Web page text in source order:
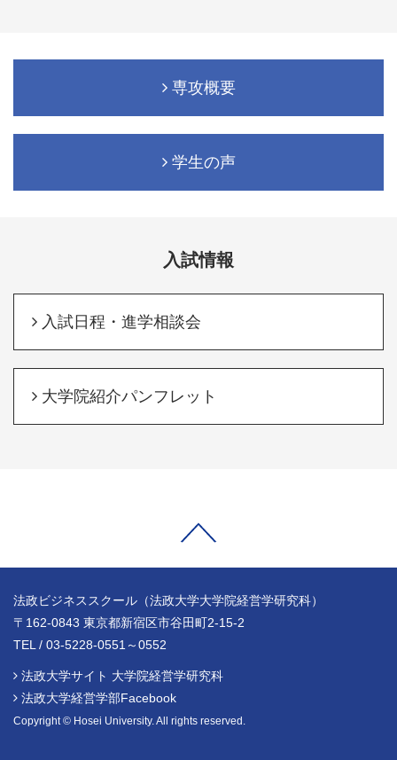
専攻概要
学生の声
入試情報
入試日程・進学相談会
大学院紹介パンフレット
法政ビジネススクール（法政大学大学院経営学研究科）
〒162-0843 東京都新宿区市谷田町2-15-2
TEL / 03-5228-0551～0552
法政大学サイト 大学院経営学研究科
法政大学経営学部Facebook
Copyright © Hosei University. All rights reserved.